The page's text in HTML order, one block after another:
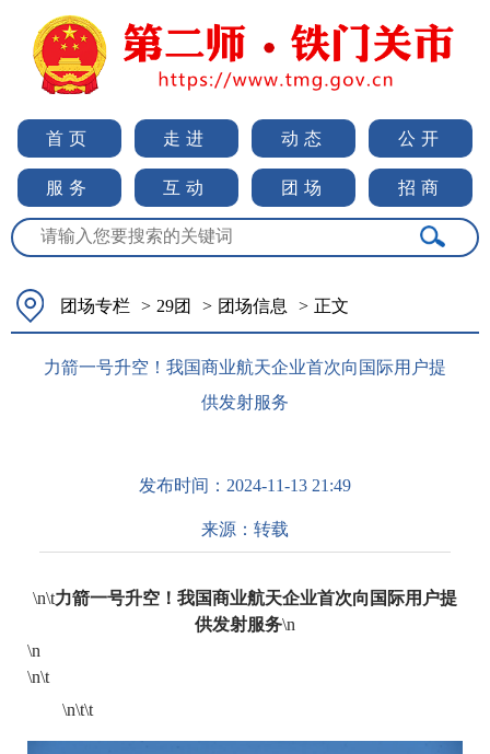
首页 走进 动态 公开
服务 互动 团场 招商
团场专栏 > 29团 > 团场信息 > 正文
力箭一号升空！我国商业航天企业首次向国际用户提
供发射服务
发布时间： 2024-11-13 21:49
来源： 转载
\n\t力箭一号升空！我国商业航天企业首次向国际用户提
供发射服务\n
\n
\n\t
\n\t\t